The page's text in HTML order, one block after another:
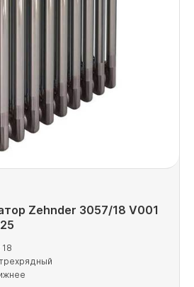
Zehnder 3057/18 V001